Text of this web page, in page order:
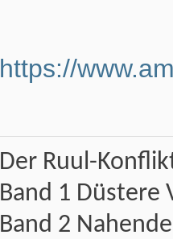
https://
Der Ruul-
Band 1 Düstere
Band 2